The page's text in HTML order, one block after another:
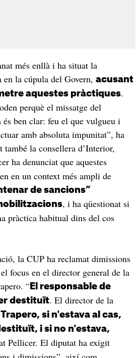
més enllà i ha situat la
la cúpula del Govern, acusant
aquestes pràctiques.
perquè el missatge del
ben clar: feu el que vulgueu i
amb absoluta impunitat”, ha
també la consellera d’Interior,
ha denunciat que aquestes
en un context més ampli de
de sancions”
, i ha qüestionat si
pràctica habitual dins del cos
la CUP ha reclamat dimissions
focus en el director general de la
“El responsable de
destituït. El director de la
si n'estava al cas,
i si no n'estava,
Pellicer. El diputat ha exigit